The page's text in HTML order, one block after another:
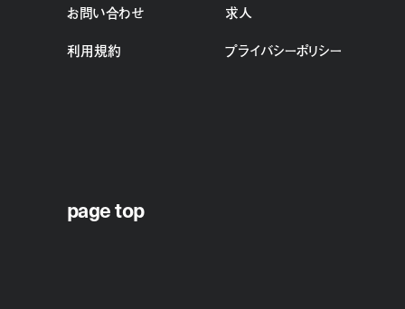
お問い合わせ
求人
利用規約 プライバシーポリシー
page top